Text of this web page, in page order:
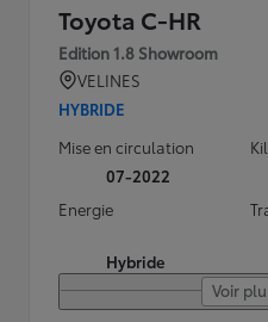
Toyota C-HR
Edition 1.8 Showroom
VELINES
HYBRIDE
Mise en circulation
07-2022
Energie
Hybride
Voir